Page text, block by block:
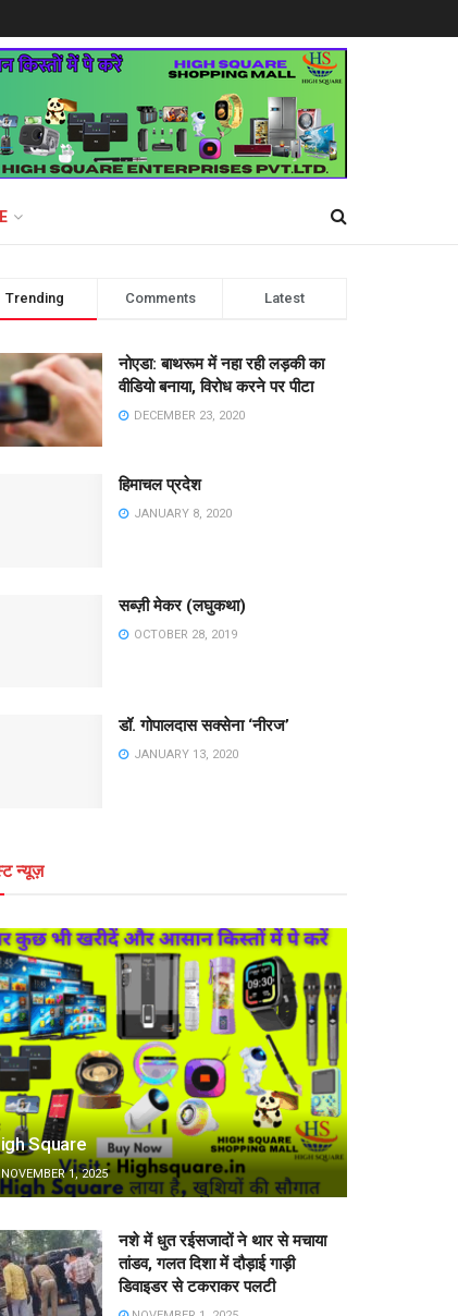
Trending Comments Latest
नोएडा: बाथरूम में नहा रही लड़की का
वीडियो बनाया, विरोध करने पर पीटा
DECEMBER 23, 2020
हिमाचल प्रदेश
JANUARY 8, 2020
सब्ज़ी मेकर (लघुकथा)
OCTOBER 28, 2019
डॉ. गोपालदास सक्सेना ‘नीरज’
JANUARY 13, 2020
न्यूज़
Square
1, 2025
नशे में धुत रईसजादों ने थार से मचाया
तांडव, गलत दिशा में दौड़ाई गाड़ी
डिवाइडर से टकराकर पलटी